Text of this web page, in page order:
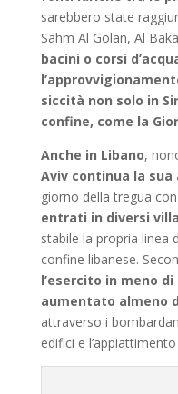
sarebbero state
Sahm Al Golan, Al
bacini o corsi
siccità non solo in
confine, come la
Anche in Libano,
Aviv continua la sua
giorno della tregua
entrati in diversi
stabile la propria linea
confine libanese.
l’esercito in meno
aumentato almeno
attraverso i
edifici e